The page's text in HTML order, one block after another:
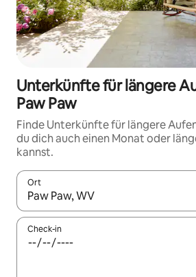
Unterkünfte für längere
Paw Paw
Finde Unterkünfte für längere
du dich auch einen Monat oder
kannst.
Ort
Wenn Ergebnisse verfügbar sind,
Check-in